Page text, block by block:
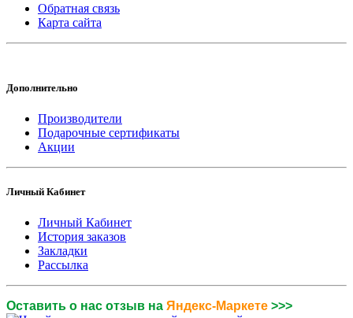
Обратная связь
Карта сайта
Дополнительно
Производители
Подарочные сертификаты
Акции
Личный Кабинет
Личный Кабинет
История заказов
Закладки
Рассылка
Оставить о нас отзыв на Яндекс-Маркете >>>